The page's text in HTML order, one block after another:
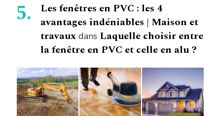
Les fenêtres en PVC : les 4
avantages indéniables | Maison et
travaux dans Laquelle choisir entre
la fenêtre en PVC et celle en alu ?